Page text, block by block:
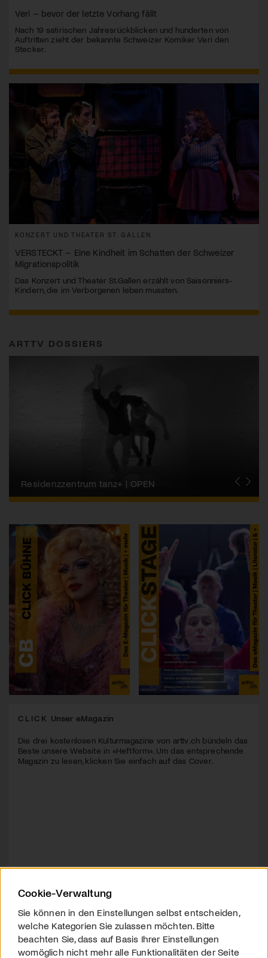
Veri – bevor der letzte Vorhang fällt
Nach 19 satirischen Jahresrückblicken und hunderten von
Auftritten zieht der bekannte Schweizer Komiker Veri den
Stecker.
KONZERT UND THEATER ST. GALLEN
VERSTECKT – Eine Kindheit im Schatten der Schweizer
Migrationspolitik
Das Konzert und Theater St.Gallen erzählt von Saisonniers-
Kindern, die im Verborgenen leben mussten.
ARTTV DOSSIERS
Migros-Kulturprozent | Tanzfestival Steps
Residenzzentrum tanz+ | OPEN
Tanzszene Schweiz
CLICK Unser eMagazin
Die drei kostenlosen Kulturmagazine von arttv.ch bündeln das
Beste unsere Website in «Heftform». Um das entsprechende
Magazin zu lesen, klicken Sie einfach auf das Cover.
Cookie-Verwaltung
Sie können in den Einstellungen selbst entscheiden,
welche Kategorien Sie zulassen möchten. Bitte
beachten Sie, dass auf Basis Ihrer Einstellungen
womöglich nicht mehr alle Funktionalitäten der Seite